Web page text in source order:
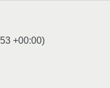
+00:00)